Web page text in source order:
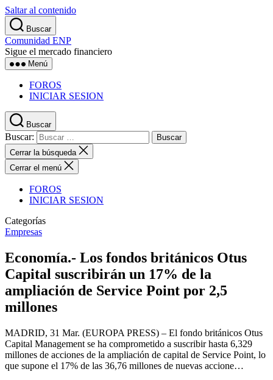
Saltar al contenido
Buscar
Comunidad ENP
Sigue el mercado financiero
Menú
FOROS
INICIAR SESION
Buscar
Buscar:
Cerrar la búsqueda